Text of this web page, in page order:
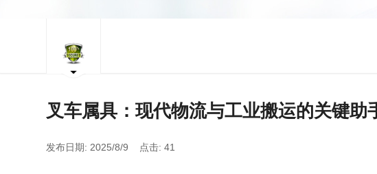
叉车属具：现代物流与工业搬运的关键助
发布日期: 2025/8/9 点击: 41